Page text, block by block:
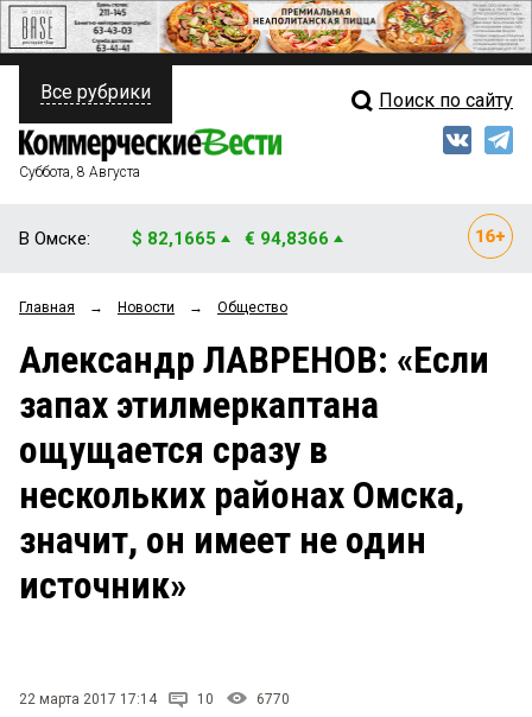
ПОЛИТИКА
ФИНАНСЫ
ОБЩЕСТВО
ЗАКОН
СТИЛЬ ЖИЗНИ
Свежий выпуск
Рейтинги
Блоги
Архив
Все рубрики Поиск по сайту
Суббота, 8 Августа
В Омске: $ 82,1665 € 94,8366
Главная → Новости → Общество
Александр ЛАВРЕНОВ: «Если
запах этилмеркаптана
ощущается сразу в
нескольких районах Омска,
значит, он имеет не один
источник»
22 марта 2017 17:14 10 6770